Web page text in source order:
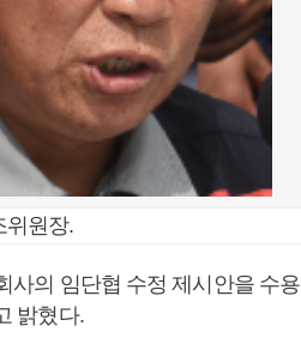
위원장.
사의 임단협 수정 제시안을 수용
밝혔다.